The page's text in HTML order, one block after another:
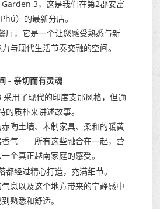
3，这是我们在第2郡安富
Phú）的最新分店。
厅，它是一个让您感受熟悉与新
与现代生活节奏交融的空间。
- 亲切而有灵魂
用了现代的印度支那风格，但通
的质朴来讲述故事。
陶土墙、木制家具、柔和的暖黄
香气——所有这些融合在一起，营
个真正越南家庭的感受。
都经过精心打造，充满细节。
息以及这个地方带来的宁静感中
熟悉和舒适。